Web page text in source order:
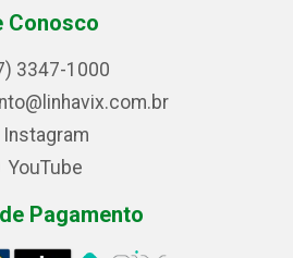
Conosco
3347-1000
Instagram
YouTube
Pagamento